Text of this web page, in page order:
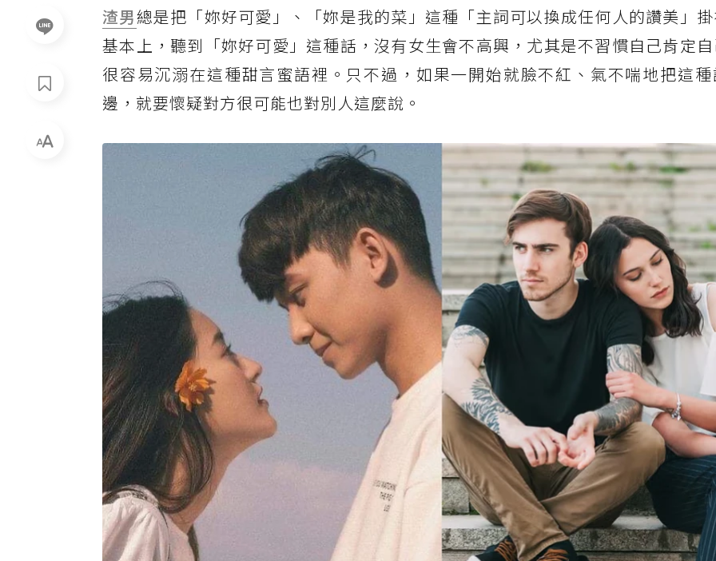
渣男總是把「妳好可愛」、「妳是我的菜」這種「主詞可以換成任何人的讚美」
基本上，聽到「妳好可愛」這種話，沒有女生會不高興，尤其是不習慣自己肯定
很容易沉溺在這種甜言蜜語裡。只不過，如果一開始就臉不紅、氣不喘地把這
邊，就要懷疑對方很可能也對別人這麼說。